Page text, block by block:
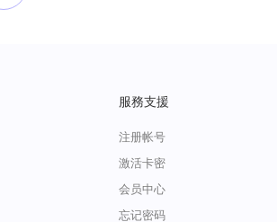
服務支援
注册帐号
激活卡密
会员中心
忘记密码